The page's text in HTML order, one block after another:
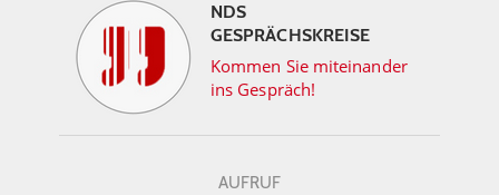
NDS
GESPRÄCHSKREISE
Kommen Sie miteinander
ins Gespräch!
AUFRUF